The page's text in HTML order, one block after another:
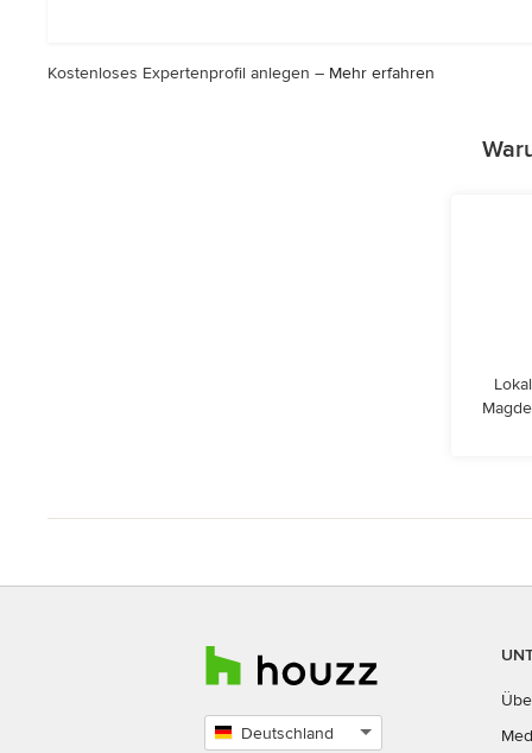
Kostenloses Expertenprofil anlegen – Mehr erfahren
Deutschland